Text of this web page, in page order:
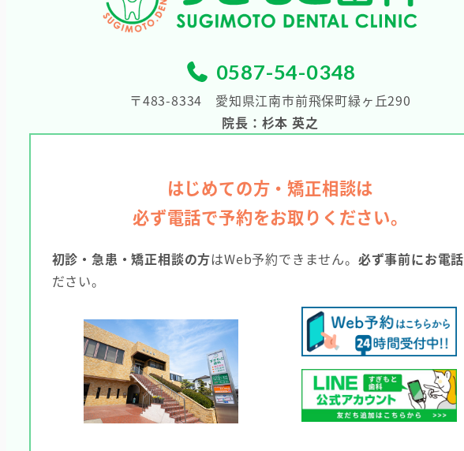
0587-54-0348
〒483-8334 愛知県江南市前飛保町緑ヶ丘290
院長：杉本 英之
はじめての方・矯正相談は
必ず電話で予約をお取りください。
初診・急患・矯正相談の方はWeb予約できません。 必ず事前にお電話
ださい。